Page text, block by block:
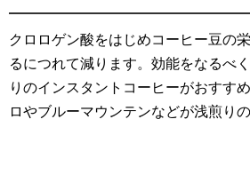
クロロゲン酸をはじめコーヒー豆の
るにつれて減ります。効能をなるべ
りのインスタントコーヒーがおすす
ロやブルーマウンテンなどが浅煎り